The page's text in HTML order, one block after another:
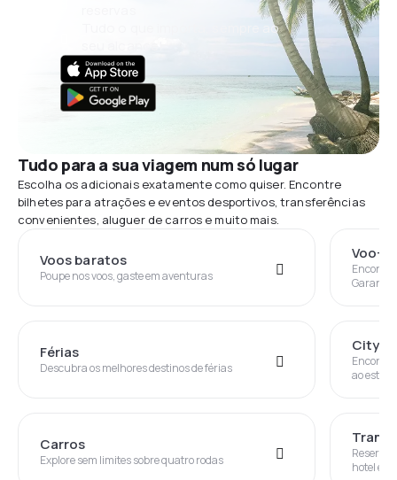
Tudo o que importa, sempre ao
Tudo para a sua viagem num só lugar
Escolha os adicionais exatamente como quiser. Encontre
bilhetes para atrações e eventos desportivos, transferências
convenientes, aluguer de carros e muito mais.
Voos baratos
Poupe nos voos, gaste em aventuras
Encontre
Garantia
Férias
Descubra os melhores destinos de férias
City
ao
Carros
Explore sem limites sobre quatro rodas
Reserve
hotel e